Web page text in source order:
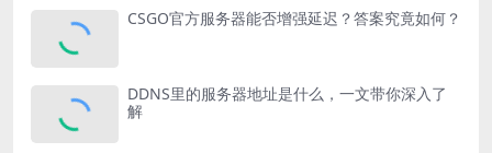
CSGO官方服务器能否增强延迟？答案究竟如何？
DDNS里的服务器地址是什么，一文带你深入了
解